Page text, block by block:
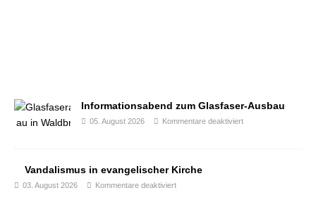
Informationsabend zum Glasfaser-Ausbau
05. August 2026 Kommentare deaktiviert
Vandalismus in evangelischer Kirche
03. August 2026 Kommentare deaktiviert